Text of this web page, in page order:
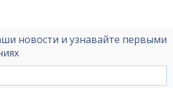
новости и узнавайте первыми